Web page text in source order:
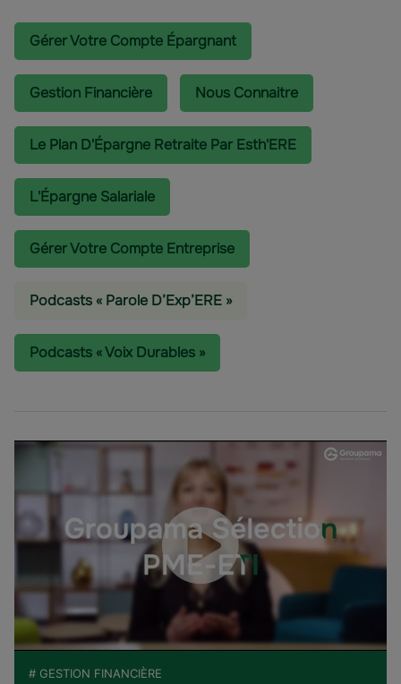
Gérer Votre Compte Épargnant
Gestion Financière Nous Connaitre
Le Plan D'Épargne Retraite Par Esth'ERE
L'épargne Salariale
Gérer Votre Compte Entreprise
Podcasts « Parole D’Exp’ERE »
Podcasts « Voix Durables »
# GESTION FINANCIÈRE